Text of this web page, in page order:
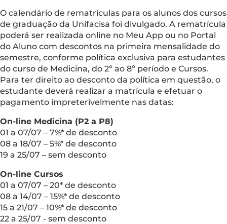
O calendário de rematrículas para os alunos dos cursos
de graduação da Unifacisa foi divulgado. A rematrícula
poderá ser realizada online no Meu App ou no Portal
do Aluno com descontos na primeira mensalidade do
semestre, conforme política exclusiva para estudantes
do curso de Medicina, do 2º ao 8º período e Cursos.
Para ter direito ao desconto da política em questão, o
estudante deverá realizar a matrícula e efetuar o
pagamento impreterivelmente nas datas:
On-line Medicina (P2 a P8)
01 a 07/07 – 7%* de desconto
08 a 18/07 – 5%* de desconto
19 a 25/07 – sem desconto
On-line Cursos
01 a 07/07 – 20* de desconto
08 a 14/07 – 15%* de desconto
15 a 21/07 – 10%* de desconto
22 a 25/07 - sem desconto